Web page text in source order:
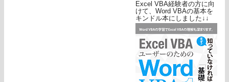
Excel VBA経験者の方に向
けて、Word VBAの基本を
キンドル本にしました↓↓